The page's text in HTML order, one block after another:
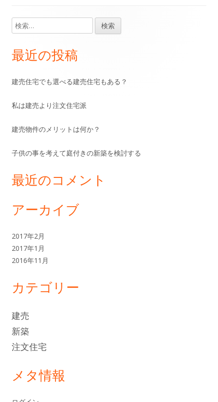
開
き
開
き
ま
す
で
開
き
ま
ウ
で
開
き
す
メ
イ
サ
イ
ド
バ
ー
検
索:
最近の投稿
建売住宅でも選べる建売住宅もある？
私は建売より注文住宅派
建売物件のメリットは何か？
子供の事を考えて庭付きの新築を検討する
最近のコメント
アーカイブ
2017年2月
2017年1月
2016年11月
カテゴリー
建売
新築
注文住宅
メタ情報